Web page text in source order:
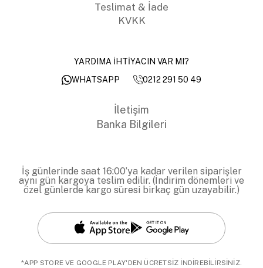
Teslimat & İade
KVKK
YARDIMA İHTİYACIN VAR MI?
WHATSAPP
0212 291 50 49
İletişim
Banka Bilgileri
İş günlerinde saat 16:00’ya kadar verilen siparişler
aynı gün kargoya teslim edilir. (İndirim dönemleri ve
özel günlerde kargo süresi birkaç gün uzayabilir.)
*APP STORE VE GOOGLE PLAY'DEN ÜCRETSİZ İNDİREBİLİRSİNİZ.